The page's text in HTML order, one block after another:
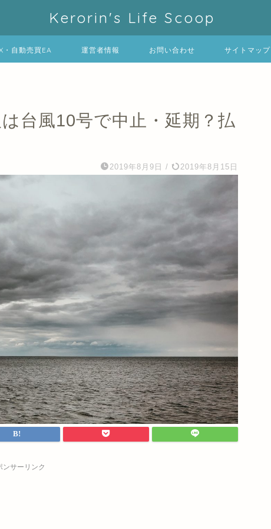
Kerorin's Life Scoop
・自動売買EA 運営者情報 お問い合わせ サイトマップ
台風10号で中止・延期？払
2019年8月9日 / 2019年8月15日
ンサーリンク